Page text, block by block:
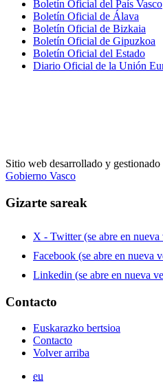
Boletín Oficial del País Vasco
Boletín Oficial de Álava
Boletín Oficial de Bizkaia
Boletín Oficial de Gipuzkoa
Boletín Oficial del Estado
Diario Oficial de la Unión
Sitio web desarrollado y gestionado
Gobierno Vasco
Gizarte sareak
X - Twitter (se abre en nueva
Facebook (se abre en nueva
Linkedin (se abre en nueva
Contacto
Euskarazko bertsioa
Contacto
Volver arriba
eu